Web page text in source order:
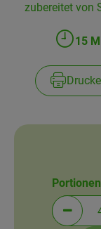
Gratis
Kundenbrief
Amperhof-Blog
Über uns
zubereitet von
15
Portionen